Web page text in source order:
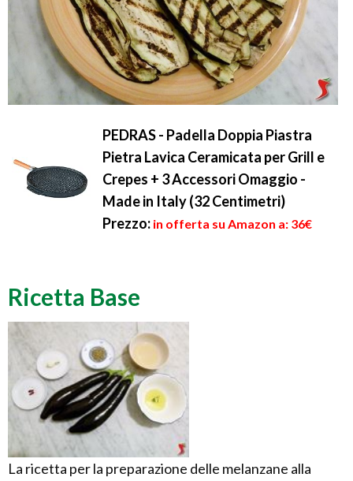
PEDRAS - Padella Doppia Piastra
Pietra Lavica Ceramicata per Grill e
Crepes + 3 Accessori Omaggio -
Made in Italy (32 Centimetri)
Prezzo: in offerta su Amazon a: 36€
Ricetta Base
La ricetta per la preparazione delle melanzane alla